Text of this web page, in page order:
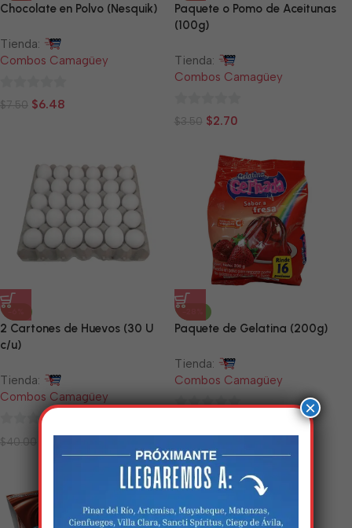
Chocolate en Polvo (Nesquik)
Tienda:
Combos Camagüey
0
$7.50 $6.48
Paquete o Pomo de Aceitunas
(100g)
Tienda:
Combos Camagüey
0
$3.50 $2.70
2 Cartones de Huevos (30 U
c/u)
Tienda:
Combos Camagüey
0
$40.00
Paquete de Gelatina (200g)
Tienda:
Combos Camagüey
de
5
×